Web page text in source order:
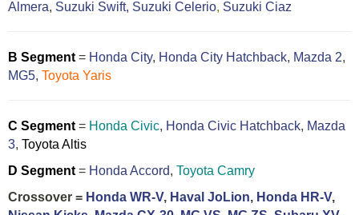
Almera, Suzuki Swift, Suzuki Celerio, Suzuki Ciaz
B Segment = Honda City, Honda City Hatchback, Mazda 2,
MG5, Toyota Yaris
C Segment = Honda Civic, Honda Civic Hatchback, Mazda
3, Toyota Altis
D Segment = Honda Accord, Toyota Camry
Crossover = Honda WR-V, Haval JoLion, Honda HR-V,